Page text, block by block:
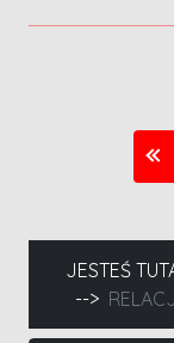
JESTEŚ